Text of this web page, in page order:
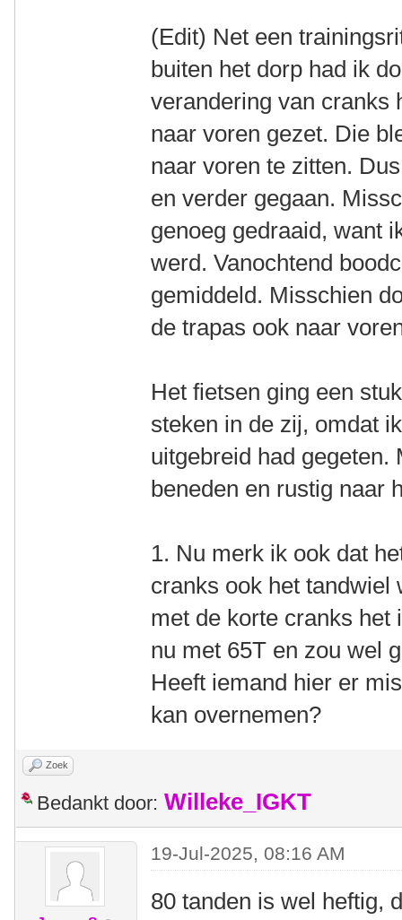
(Edit) Net een
buiten het dorp had ik
verandering van cranks
naar voren gezet. Die
naar voren te zitten.
en verder gegaan.
genoeg gedraaid, want
werd. Vanochtend
gemiddeld. Misschien
de trapas ook naar
Het fietsen ging een
steken in de zij, omdat
uitgebreid had gegeten.
beneden en rustig naar
1. Nu merk ik ook dat
cranks ook het tandwiel
met de korte cranks het
nu met 65T en zou wel
Heeft iemand hier er
kan overnemen?
Zoek
Bedankt door: Willeke_IGKT
19-Jul-2025, 08:16 AM
80 tanden is wel heftig,